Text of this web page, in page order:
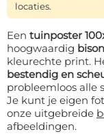
locaties.
Een tuinposter
hoogwaardig
kleurechte print.
bestendig en
probleemloos alle
Je kunt je eigen
onze uitgebreide
afbeeldingen.